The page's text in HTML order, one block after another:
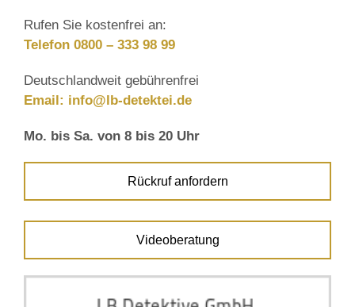
Rufen Sie kostenfrei an:
Telefon 0800 – 333 98 99
Deutschlandweit gebührenfrei
Email: info@lb-detektei.de
Mo. bis Sa. von 8 bis 20 Uhr
Rückruf anfordern
Videoberatung